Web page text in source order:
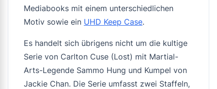
Mediabooks mit einem unterschiedlichen
Motiv sowie ein UHD Keep Case.
Es handelt sich übrigens nicht um die kultige
Serie von Carlton Cuse (Lost) mit Martial-
Arts-Legende Sammo Hung und Kumpel von
Jackie Chan. Die Serie umfasst zwei Staffeln,